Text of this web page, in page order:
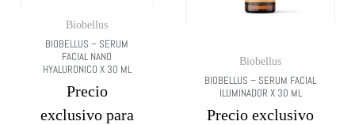
Biobellus
BIOBELLUS – SERUM
FACIAL NANO
HYALURONICO X 30 ML
Precio
exclusivo para
Biobellus
BIOBELLUS – SERUM FACIAL
ILUMINADOR X 30 ML
Precio exclusivo